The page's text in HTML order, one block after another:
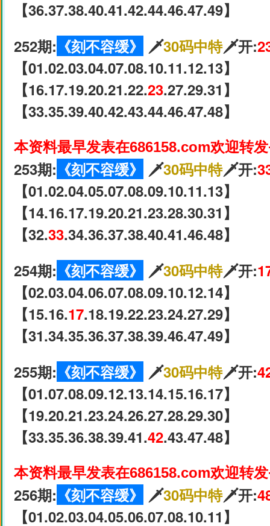
【36.37.38.40.41.42.44.46.47.49】
252期: 《刻不容缓》 🗡30码中特🗡开:
【01.02.03.04.07.08.10.11.12.13】
【16.17.19.20.21.22.23.27.29.31】
【33.35.39.40.42.43.44.46.47.48】
本资料最早发表在686158.com欢迎转
253期: 《刻不容缓》 🗡30码中特🗡开:
【01.02.04.05.07.08.09.10.11.13】
【14.16.17.19.20.21.23.28.30.31】
【32.33.34.36.37.38.40.41.46.48】
254期: 《刻不容缓》 🗡30码中特🗡开:
【02.03.04.06.07.08.09.10.12.14】
【15.16.17.18.19.22.23.24.27.29】
【31.34.35.36.37.38.39.46.47.49】
255期: 《刻不容缓》 🗡30码中特🗡开:
【01.07.08.09.12.13.14.15.16.17】
【19.20.21.23.24.26.27.28.29.30】
【33.35.36.38.39.41.42.43.47.48】
本资料最早发表在686158.com欢迎转
256期: 《刻不容缓》 🗡30码中特🗡开:
【01.02.03.04.05.06.07.08.10.11】